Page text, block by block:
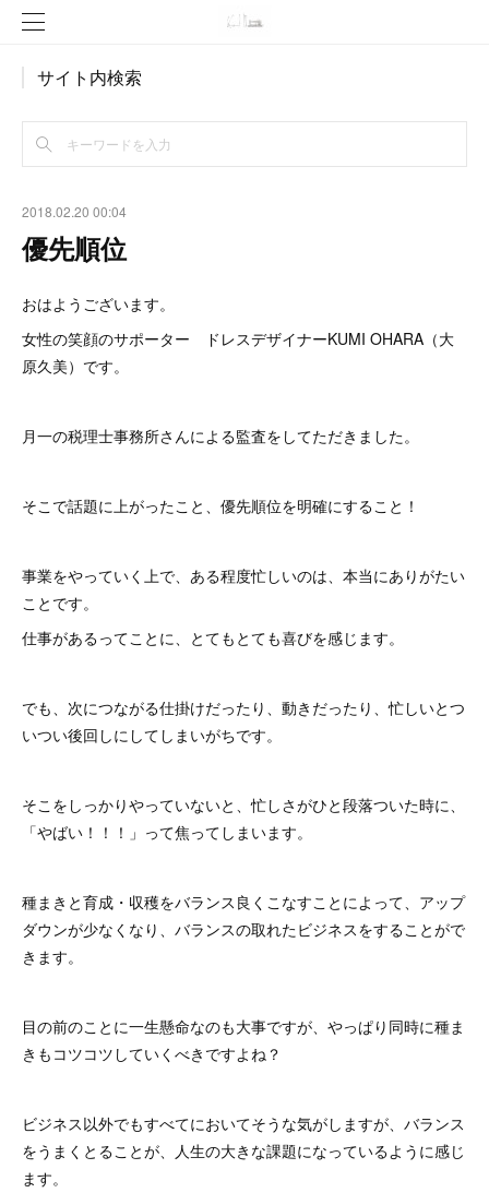
サイト内検索
2018.02.20 00:04
優先順位
おはようございます。
女性の笑顔のサポーター ドレスデザイナーKUMI OHARA（大
原久美）です。
月一の税理士事務所さんによる監査をしてただきました。
そこで話題に上がったこと、優先順位を明確にすること！
事業をやっていく上で、ある程度忙しいのは、本当にありがたい
ことです。
仕事があるってことに、とてもとても喜びを感じます。
でも、次につながる仕掛けだったり、動きだったり、忙しいとつ
いつい後回しにしてしまいがちです。
そこをしっかりやっていないと、忙しさがひと段落ついた時に、
「やばい！！！」って焦ってしまいます。
種まきと育成・収穫をバランス良くこなすことによって、アップ
ダウンが少なくなり、バランスの取れたビジネスをすることがで
きます。
目の前のことに一生懸命なのも大事ですが、やっぱり同時に種ま
きもコツコツしていくべきですよね？
ビジネス以外でもすべてにおいてそうな気がしますが、バランス
をうまくとることが、人生の大きな課題になっているように感じ
ます。